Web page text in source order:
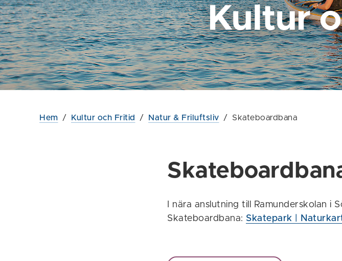
Kultur
Hem / Kultur och Fritid / Natur & Friluftsliv / Skateboardbana
I nära anslutning till Ramunderskolan i
Skateboardbana: Skatepark |